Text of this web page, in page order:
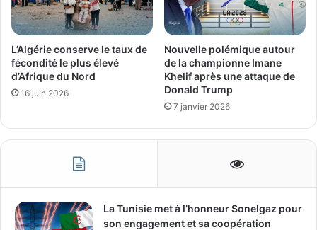
L’Algérie conserve le taux de
fécondité le plus élevé
d’Afrique du Nord
16 juin 2026
Nouvelle polémique autour
de la championne Imane
Khelif après une attaque de
Donald Trump
7 janvier 2026
La Tunisie met à l’honneur Sonelgaz pour
son engagement et sa coopération